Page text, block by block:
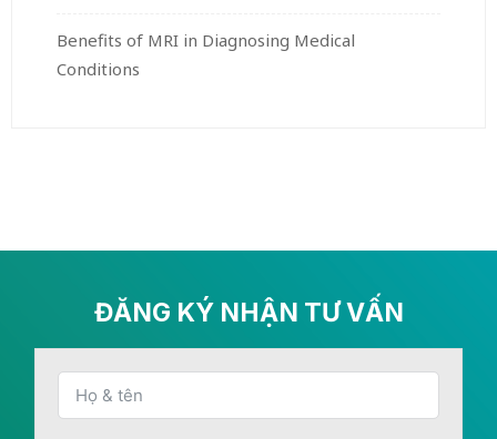
Benefits of MRI in Diagnosing Medical
Conditions
ĐĂNG KÝ NHẬN TƯ VẤN